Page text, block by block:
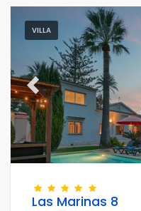
VILLA
Previous
Las Marinas 8